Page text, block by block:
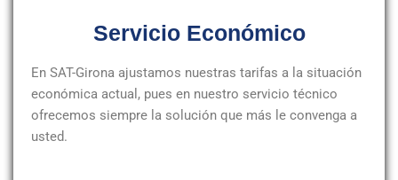
Servicio Económico
En SAT-Girona ajustamos nuestras tarifas a la situación
económica actual, pues en nuestro servicio técnico
ofrecemos siempre la solución que más le convenga a
usted.